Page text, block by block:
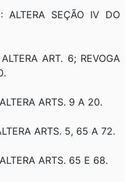
ALTERA SEÇÃO IV DO
ART. 6; REVOGA
ARTS. 9 A 20.
ARTS. 5, 65 A 72.
ARTS. 65 E 68.